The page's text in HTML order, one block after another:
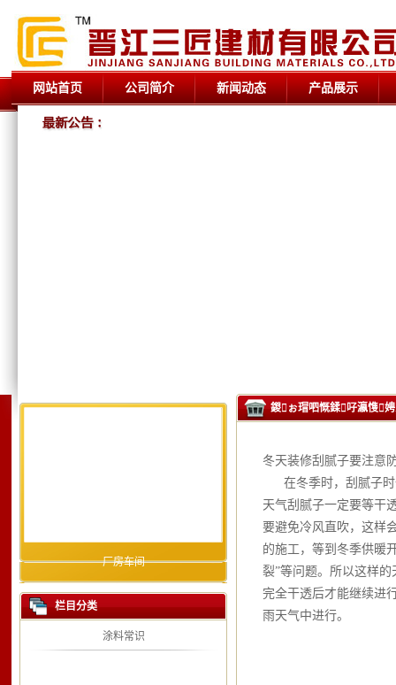
网站首页 公司简介 新闻动态 产品展示
厂房车间
栏目分类
涂料常识
鍐ぉ瑁呬慨鍒吇瀛愯
冬天装修刮腻子要注意
在冬季时，刮腻子时
天气刮腻子一定要等干
要避免冷风直吹，这样
的施工，等到冬季供暖
裂”等问题。所以这样
完全干透后才能继续进
雨天气中进行。